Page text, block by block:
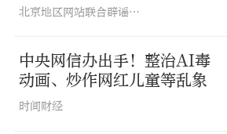
关联历史、地域等标签，
二是制造网络谣言和虚假
地公共政策、社会民生领
北京地区网站联合辟谣平台
中央网信办出手！整治AI毒
动画、炒作网红儿童等乱象
时间财经